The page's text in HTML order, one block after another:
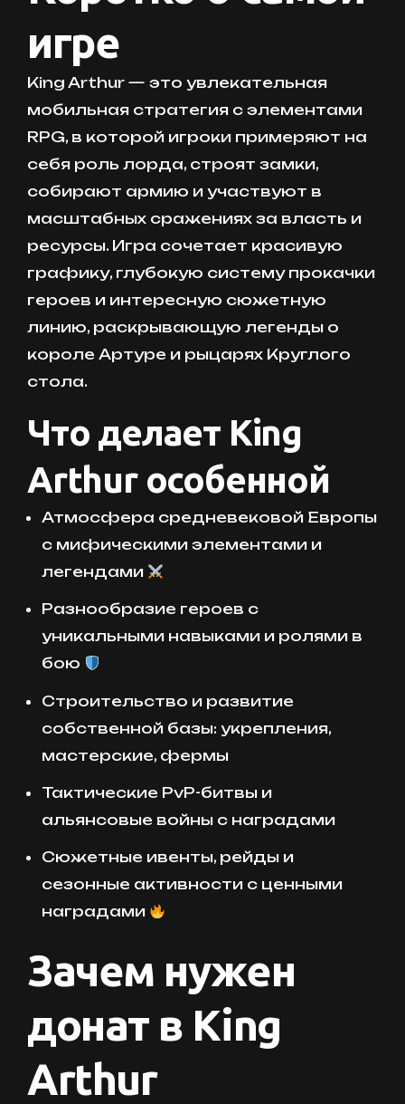
игре
King Arthur — это увлекательная
мобильная стратегия с элементами
RPG, в которой игроки примеряют на
себя роль лорда, строят замки,
собирают армию и участвуют в
масштабных сражениях за власть и
ресурсы. Игра сочетает красивую
графику, глубокую систему прокачки
героев и интересную сюжетную
линию, раскрывающую легенды о
короле Артуре и рыцарях Круглого
стола.
Что делает King
Arthur особенной
Атмосфера средневековой Европы
с мифическими элементами и
легендами
Разнообразие героев с
уникальными навыками и ролями в
бою
Строительство и развитие
собственной базы: укрепления,
мастерские, фермы
Тактические PvP-битвы и
альянсовые войны с наградами
Сюжетные ивенты, рейды и
сезонные активности с ценными
наградами
Зачем нужен
донат в King
Arthur